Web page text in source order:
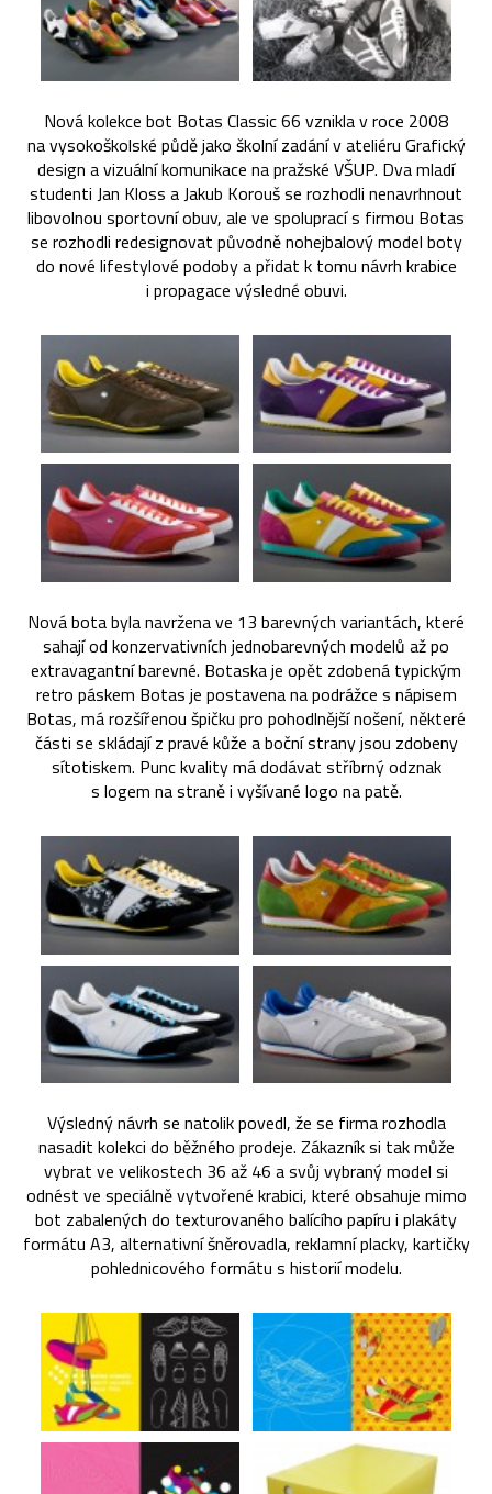
Nová kolekce bot Botas Classic 66 vznikla v roce 2008
na vysokoškolské půdě jako školní zadání v ateliéru Grafický
design a vizuální komunikace na pražské VŠUP. Dva mladí
studenti Jan Kloss a Jakub Korouš se rozhodli nenavrhnout
libovolnou sportovní obuv, ale ve spoluprací s firmou Botas
se rozhodli redesignovat původně nohejbalový model boty
do nové lifestylové podoby a přidat k tomu návrh krabice
i propagace výsledné obuvi.
Nová bota byla navržena ve 13 barevných variantách, které
sahají od konzervativních jednobarevných modelů až po
extravagantní barevné. Botaska je opět zdobená typickým
retro páskem Botas je postavena na podrážce s nápisem
Botas, má rozšířenou špičku pro pohodlnější nošení, některé
části se skládají z pravé kůže a boční strany jsou zdobeny
sítotiskem. Punc kvality má dodávat stříbrný odznak
s logem na straně i vyšívané logo na patě.
Výsledný návrh se natolik povedl, že se firma rozhodla
nasadit kolekci do běžného prodeje. Zákazník si tak může
vybrat ve velikostech 36 až 46 a svůj vybraný model si
odnést ve speciálně vytvořené krabici, které obsahuje mimo
bot zabalených do texturovaného balícího papíru i plakáty
formátu A3, alternativní šněrovadla, reklamní placky, kartičky
pohlednicového formátu s historií modelu.